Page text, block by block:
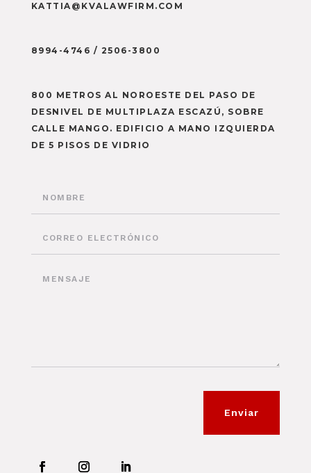
KATTIA@KVALAWFIRM.COM
8994-4746 / 2506-3800
800 METROS AL NOROESTE DEL PASO DE
DESNIVEL DE MULTIPLAZA ESCAZÚ, SOBRE
CALLE MANGO. EDIFICIO A MANO IZQUIERDA
DE 5 PISOS DE VIDRIO
Enviar